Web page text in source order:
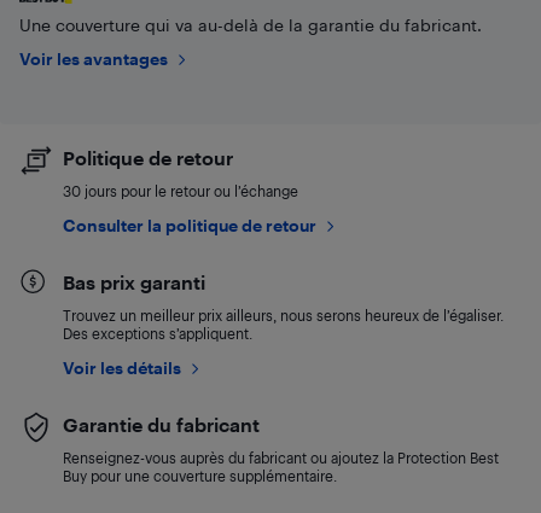
Une couverture qui va au-delà de la garantie du fabricant.
Voir les avantages
Politique de retour
30 jours pour le retour ou l’échange
Consulter la politique de retour
Bas prix garanti
Trouvez un meilleur prix ailleurs, nous serons heureux de l’égaliser.
Des exceptions s’appliquent.
Voir les détails
Garantie du fabricant
Renseignez-vous auprès du fabricant ou ajoutez la Protection Best
Buy pour une couverture supplémentaire.